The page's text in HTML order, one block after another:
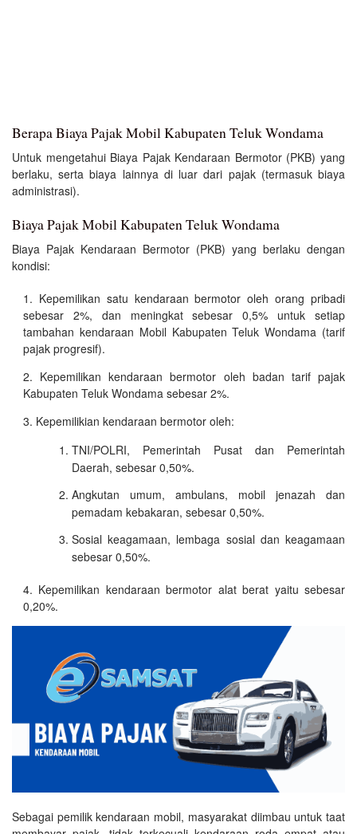
Berapa Biaya Pajak Mobil Kabupaten Teluk Wondama
Untuk mengetahui Biaya Pajak Kendaraan Bermotor (PKB) yang
berlaku, serta biaya lainnya di luar dari pajak (termasuk biaya
administrasi).
Biaya Pajak Mobil Kabupaten Teluk Wondama
Biaya Pajak Kendaraan Bermotor (PKB) yang berlaku dengan
kondisi:
Kepemilikan satu kendaraan bermotor oleh orang pribadi
sebesar 2%, dan meningkat sebesar 0,5% untuk setiap
tambahan kendaraan Mobil Kabupaten Teluk Wondama (tarif
pajak progresif).
Kepemilikan kendaraan bermotor oleh badan tarif pajak
Kabupaten Teluk Wondama sebesar 2%.
Kepemilikian kendaraan bermotor oleh:
TNI/POLRI, Pemerintah Pusat dan Pemerintah
Daerah, sebesar 0,50%.
Angkutan umum, ambulans, mobil jenazah dan
pemadam kebakaran, sebesar 0,50%.
Sosial keagamaan, lembaga sosial dan keagamaan
sebesar 0,50%.
Kepemilikan kendaraan bermotor alat berat yaitu sebesar
0,20%.
Sebagai pemilik kendaraan mobil, masyarakat diimbau untuk taat